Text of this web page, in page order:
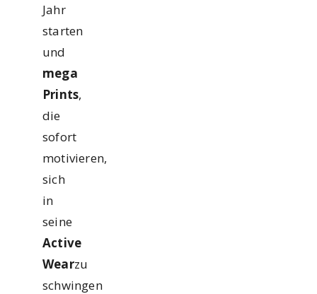
Jahr
starten
und
mega
Prints,
die
sofort
motivieren,
sich
in
seine
Active
Wearzu
schwingen